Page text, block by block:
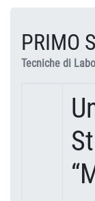
PRIMO
Tecniche di